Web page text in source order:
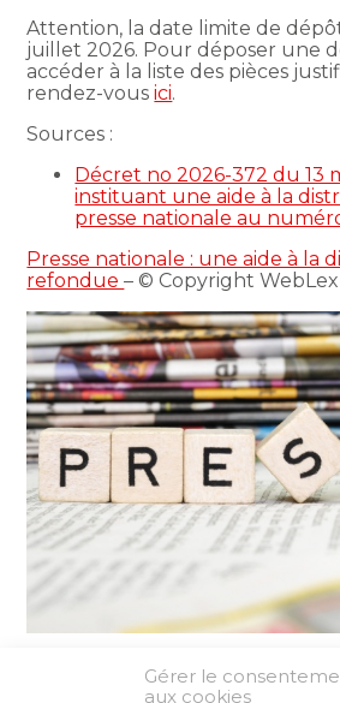
Gérer le
aux cookies
Attention, la date limite de
juillet 2026. Pour déposer une
accéder à la liste des pièces
rendez-vousici.
Sources :
Décret no 2026-372 du 13
instituant une aide à la
presse nationale au
Presse nationale : une aide à la
refondue– © Copyright WebLex